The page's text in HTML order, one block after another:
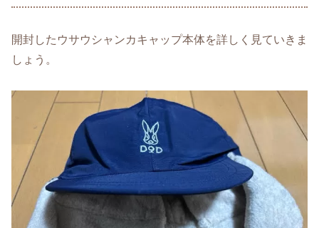
開封したウサウシャンカキャップ本体を詳しく見ていきま
しょう。